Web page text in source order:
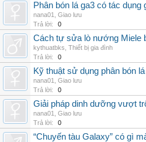
Phân bón lá ga3 có tác
nana01
Giao lưu
Trả lời:
0
Cách tự sửa lò nướng Miele
kythuatbks Thiết bị gia đình
Trả lời:
0
Kỹ thuật sử dụng phân bón
nana01
Giao lưu
Trả lời:
0
Giải pháp dinh dưỡng vượt
nana01
Giao lưu
Trả lời:
0
“Chuyến tàu Galaxy” có gì